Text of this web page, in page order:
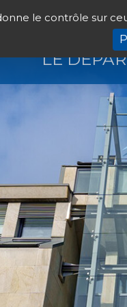
le contrôle sur
LE